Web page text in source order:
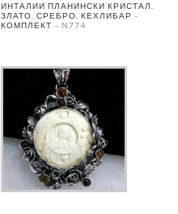
ИНТАЛИИ ПЛАНИНСКИ КРИСТАЛ,
ЗЛАТО, СРЕБРО, КЕХЛИБАР –
КОМПЛЕКТ – N774